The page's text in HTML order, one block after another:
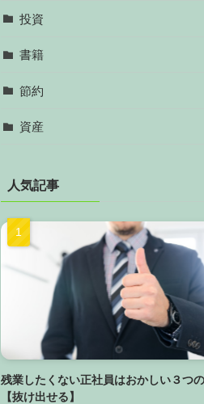
投資
書籍
節約
資産
人気記事
残業したくない正社員はおかしい３つ
【抜け出せる】